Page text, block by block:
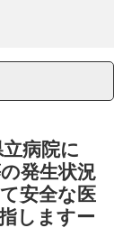
病院に
発生状況
安全な医
しますー